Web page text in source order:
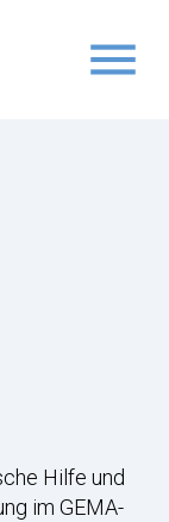
menu
Hilfe und
im GEMA-